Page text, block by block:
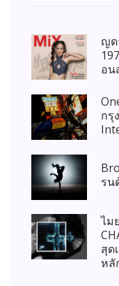
ญด
อน
กรุ
รน
ไม
สุด
หลั